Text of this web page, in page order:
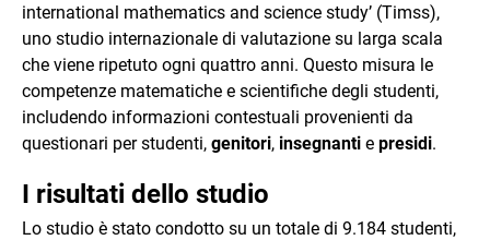
international mathematics and science study’ (Timss),
uno studio internazionale di valutazione su larga scala
che viene ripetuto ogni quattro anni. Questo misura le
competenze matematiche e scientifiche degli studenti,
includendo informazioni contestuali provenienti da
questionari per studenti, genitori, insegnanti e presidi.
I risultati dello studio
Lo studio è stato condotto su un totale di 9.184 studenti,